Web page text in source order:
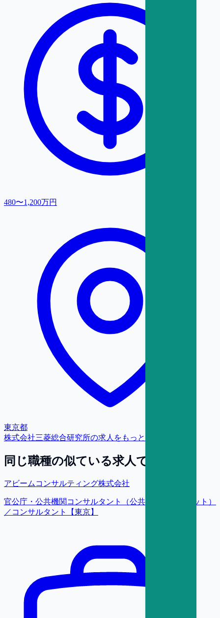
480〜1,200万円
東京都
株式会社三菱総合研究所の求人をもっと見る
同じ職種の似ている求人で探す
アビームコンサルティング株式会社
官公庁・公共機関コンサルタント（公共ビジネスユニット）
／コンサルタント【東京】